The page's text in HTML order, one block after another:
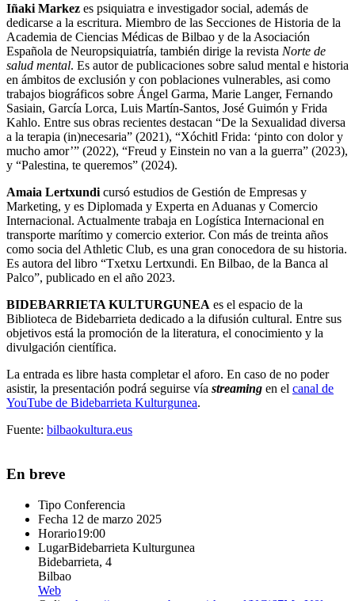
Iñaki Markez es psiquiatra e investigador social, además de
dedicarse a la escritura. Miembro de las Secciones de Historia de la
Academia de Ciencias Médicas de Bilbao y de la Asociación
Española de Neuropsiquiatría, también dirige la revista Norte de
salud mental. Es autor de publicaciones sobre salud mental e historia
en ámbitos de exclusión y con poblaciones vulnerables, asi como
trabajos biográficos sobre Ángel Garma, Marie Langer, Fernando
Sasiain, García Lorca, Luis Martín-Santos, José Guimón y Frida
Kahlo. Entre sus obras recientes destacan “De la Sexualidad diversa
a la terapia (in)necesaria” (2021), “Xóchitl Frida: ‘pinto con dolor y
mucho amor’” (2022), “Freud y Einstein no van a la guerra” (2023),
y “Palestina, te queremos” (2024).
Amaia Lertxundi cursó estudios de Gestión de Empresas y
Marketing, y es Diplomada y Experta en Aduanas y Comercio
Internacional. Actualmente trabaja en Logística Internacional en
transporte marítimo y comercio exterior. Con más de treinta años
como socia del Athletic Club, es una gran conocedora de su historia.
Es autora del libro “Txetxu Lertxundi. En Bilbao, de la Banca al
Palco”, publicado en el año 2023.
BIDEBARRIETA KULTURGUNEA es el espacio de la
Biblioteca de Bidebarrieta dedicado a la difusión cultural. Entre sus
objetivos está la promoción de la literatura, el conocimiento y la
divulgación científica.
La entrada es libre hasta completar el aforo. En caso de no poder
asistir, la presentación podrá seguirse vía streaming en el canal de
YouTube de Bidebarrieta Kulturgunea.
Fuente: bilbaokultura.eus
En breve
Tipo Conferencia
Fecha 12 de marzo 2025
Horario19:00
LugarBidebarrieta Kulturgunea
Bidebarrieta, 4
Bilbao
Web